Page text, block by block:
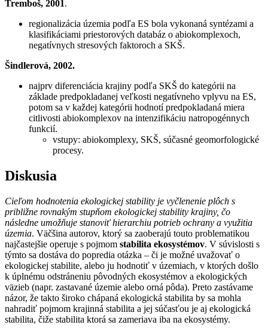
Tremboš, 2001 .
regionalizácia územia podľa ES bola vykonaná syntézami a
klasifikáciami priestorových databáz o abiokomplexoch,
negatívnych stresových faktoroch a SKŠ.
Šindlerová, 2002.
najprv diferenciácia krajiny podľa SKŠ do kategórii na
základe predpokladanej veľkosti negatívneho vplyvu na ES,
potom sa v každej kategórii hodnotí predpokladaná miera
citlivosti abiokomplexov na intenzifikáciu natropogénnych
funkcií.
vstupy: abiokomplexy, SKŠ, súčasné geomorfologické
procesy.
Diskusia
Cieľom hodnotenia ekologickej stability je vyčlenenie plôch s
približne rovnakým stupňom ekologickej stability krajiny, čo
následne umožňuje stanoviť hierarchiu potrieb ochrany a využitia
územia. Väčšina autorov, ktorý sa zaoberajú touto problematikou
najčastejšie operuje s pojmom stabilita ekosystémov. V súvislosti s
týmto sa dostáva do popredia otázka – či je možné uvažovať o
ekologickej stabilite, alebo ju hodnotiť v územiach, v ktorých došlo
k úplnému odstráneniu pôvodných ekosystémov a ekologických
väzieb (napr. zastavané územie alebo orná pôda). Preto zastávame
názor, že takto široko chápaná ekologická stabilita by sa mohla
nahradiť pojmom krajinná stabilita a jej súčasťou je aj ekologická
stabilita, čiže stabilita ktorá sa zameriava iba na ekosystémy.